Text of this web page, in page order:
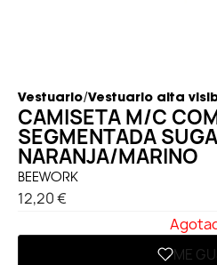
Vestuario/Vestuario alta
CAMISETA M/C
SEGMENTADA
NARANJA/MARINO
BEEWORK
12,20 €
ME